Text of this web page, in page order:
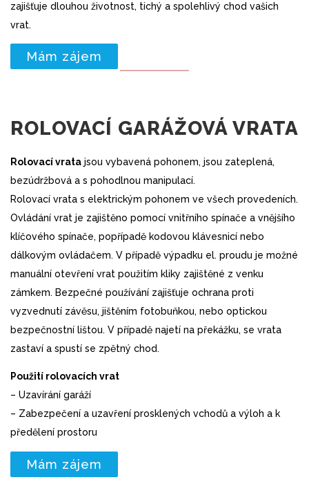
zajišťuje dlouhou životnost, tichý a spolehlivý chod vašich
vrat.
Mám zájem
ROLOVACÍ GARÁŽOVÁ VRATA
Rolovací vrata jsou vybavená pohonem, jsou zateplená,
bezúdržbová a s pohodlnou manipulací.
Rolovací vrata s elektrickým pohonem ve všech provedeních.
Ovládání vrat je zajištěno pomocí vnitřního spínače a vnějšího
klíčového spínače, popřípadě kodovou klávesnicí nebo
dálkovým ovládačem. V případě výpadku el. proudu je možné
manuální otevření vrat použitím kliky zajištěné z venku
zámkem. Bezpečné používání zajišťuje ochrana proti
vyzvednutí závěsu, jištěním fotobuňkou, nebo optickou
bezpečnostní lištou. V případě najetí na překážku, se vrata
zastaví a spustí se zpětný chod.
Použití rolovacích vrat
– Uzavírání garáží
– Zabezpečení a uzavření prosklených vchodů a výloh a k
předělení prostoru
Mám zájem